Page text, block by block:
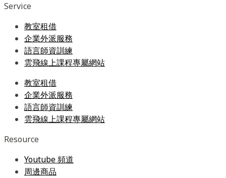
Service
教室租借
企業外派服務
語言師資訓練
雲飛線上課程專屬網站
教室租借
企業外派服務
語言師資訓練
雲飛線上課程專屬網站
Resource
Youtube 頻道
周邊商品